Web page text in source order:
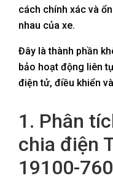
cách chính xác và
nhau của xe.
Đây là thành phần
bảo hoạt động liên
điện tử, điều khiển
1. Phân
chia điện
19100-